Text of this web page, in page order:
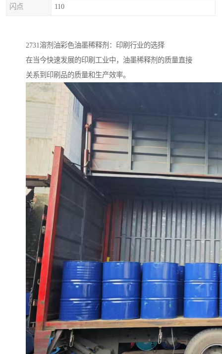
闪点 110
2731溶剂油彩色油墨稀释剂：印刷行业的选择
在当今快速发展的印刷工业中，油墨稀释剂的质量直接
关系到印刷品的质量和生产效率。